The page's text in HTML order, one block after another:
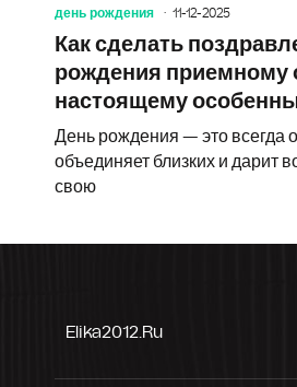
день рождения 11-12-2025
Как сделать
рождения приемному
настоящему
День рождения — это всегда
объединяет близких и дарит
свою
Elika2012.ru